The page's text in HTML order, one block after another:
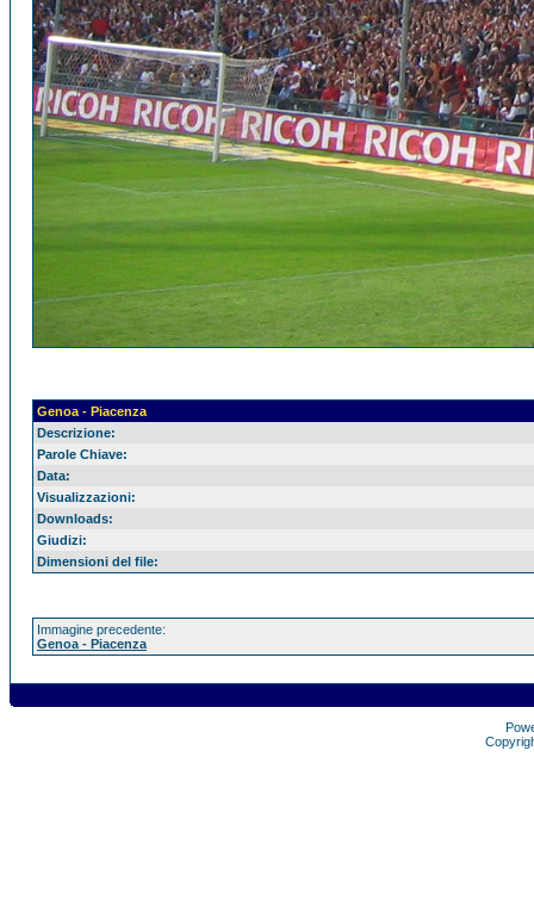
Genoa - Piacenza
Descrizione:
Parole Chiave:
Data:
Visualizzazioni:
Downloads:
Giudizi:
Dimensioni del file:
Immagine precedente:
Genoa - Piacenza